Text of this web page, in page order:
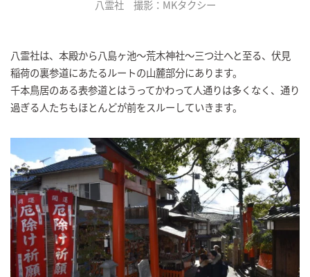
八霊社 撮影：MKタクシー
八霊社は、本殿から八島ヶ池～荒木神社～三つ辻へと至る、伏見
稲荷の裏参道にあたるルートの山麓部分にあります。
千本鳥居のある表参道とはうってかわって人通りは多くなく、通り
過ぎる人たちもほとんどが前をスルーしていきます。